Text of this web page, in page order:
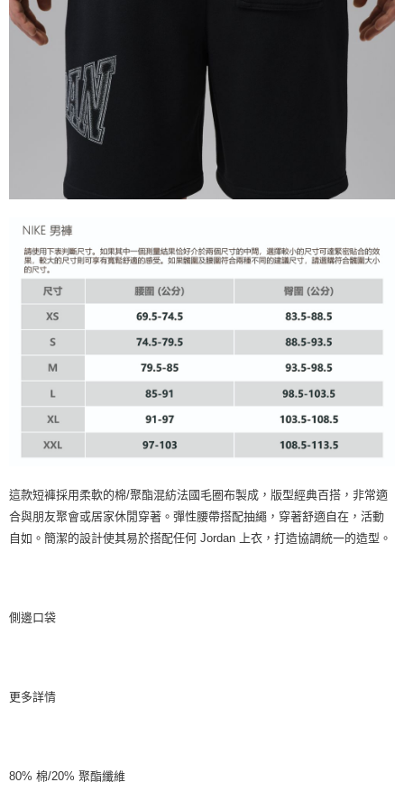
這款短褲採用柔軟的棉/聚酯混紡法國毛圈布製成，版型經典百搭，非常適
合與朋友聚會或居家休閒穿著。彈性腰帶搭配抽繩，穿著舒適自在，活動
自如。簡潔的設計使其易於搭配任何 Jordan 上衣，打造協調統一的造型。
側邊口袋
更多詳情
80% 棉/20% 聚酯纖維